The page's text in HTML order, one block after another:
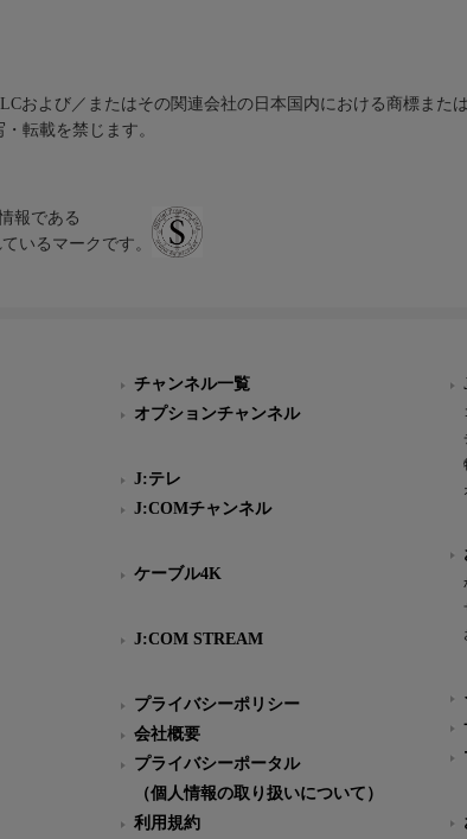
および／またはその関連会社の日本国内における商標また
転載を禁じます。
報である
いるマークです。
チャンネル一覧
オプションチャンネル
J:テレ
J:COMチャンネル
ケーブル4K
J:COM STREAM
プライバシーポリシー
会社概要
プライバシーポータル
（個人情報の取り扱いについて）
利用規約